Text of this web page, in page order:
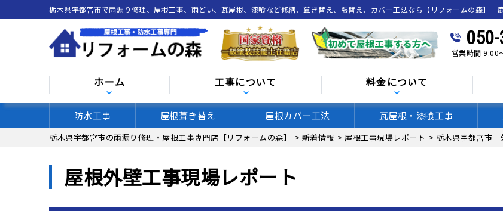
栃木県宇都宮市で雨漏り修理、屋根工事、雨どい、瓦屋根、漆喰など修繕、葺き替え、張替え、カバー工法なら【リフォームの森】
営業時間 9:00
ホーム 工事について 料金について
防水工事 屋根葺き替え 屋根カバー工法 瓦屋根・漆喰工事
栃木県宇都宮市の雨漏り修理・屋根工事専門店【リフォームの森】 > 新着情報 > 屋根工事現場レポート > 栃木県宇都宮
屋根外壁工事現場レポート